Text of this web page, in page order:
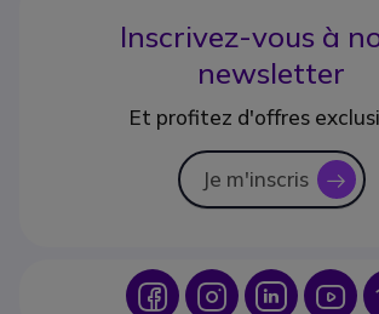
Inscrivez-vous à
newsletter
Et profitez d'offres
Je m'inscris icon
Icon IconIcon